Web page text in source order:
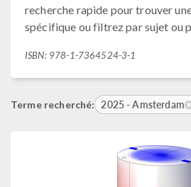
recherche rapide pour trouver
spécifique ou filtrez par sujet ou
ISBN: 978-1-7364524-3-1
Terme recherché: 2025 - Amsterdam